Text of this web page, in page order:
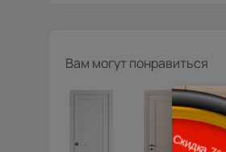
Вам могут понравиться